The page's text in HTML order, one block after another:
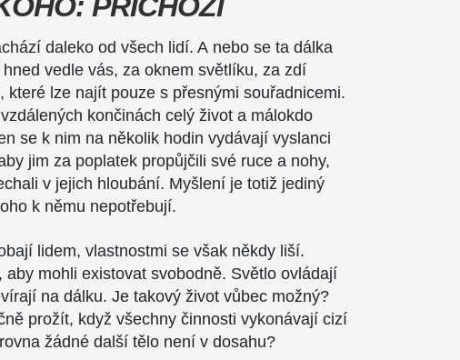
daleko od všech lidí. A nebo se ta dálka
vedle vás, za oknem světlíku, za zdí
které lze najít pouze s přesnými souřadnicemi.
končinách celý život a málokdo
se k nim na několik hodin vydávají vyslanci
jim za poplatek propůjčili své ruce a nohy,
v jejich hloubání. Myšlení je totiž jediný
k němu nepotřebují.
lidem, vlastnostmi se však někdy liší.
aby mohli existovat svobodně. Světlo ovládají
na dálku. Je takový život vůbec možný?
prožít, když všechny činnosti vykonávají cizí
žádné další tělo není v dosahu?